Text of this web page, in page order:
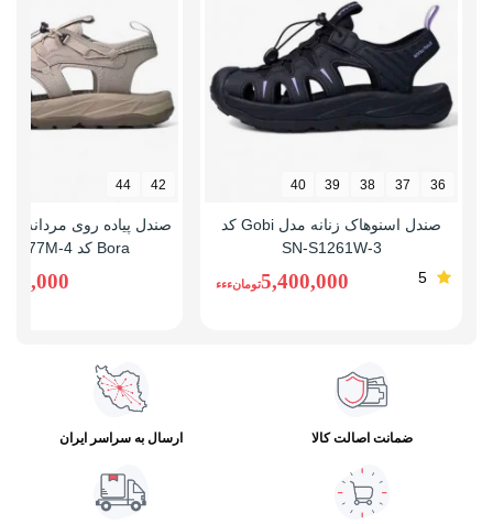
36
37
38
39
40
صندل اسنوهاک زنانه مدل Gobi کد
SN-S1261W-3
5
5,400,000تومانءءء
42
44
صندل پیاده روی مردانه
Bora کد SN-S1277M-4
ضمانت اصالت کالا ارسال به سراسر ایران